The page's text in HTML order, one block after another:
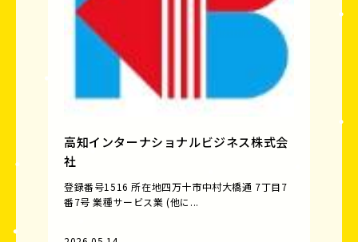
高知インターナショナルビジネス株式会
社
登録番号1516 所在地四万十市中村大橋通 7丁目7
番7号 業種サービス業 (他に...